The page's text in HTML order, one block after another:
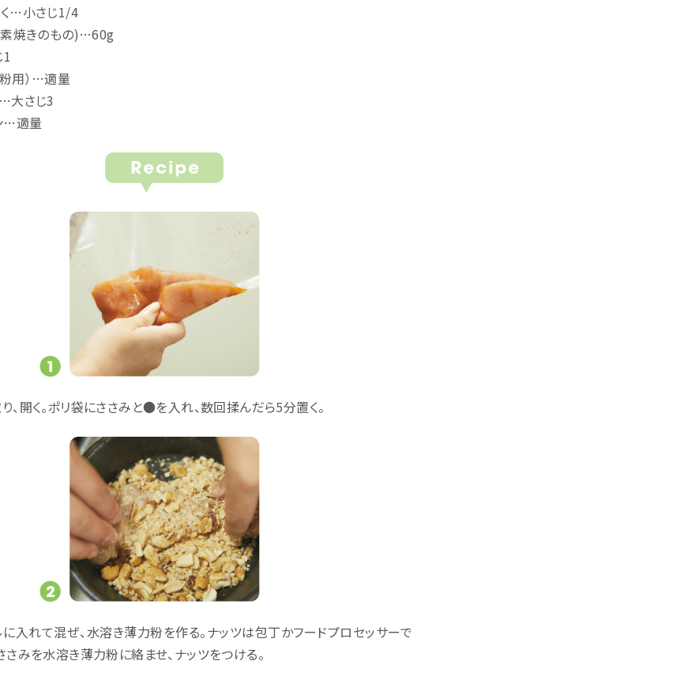
…小さじ1/4
素焼きのもの)…60g
用）…適量
大さじ3
…適量
、開く。ポリ袋にささみと●を入れ、数回揉んだら5分置く。
入れて混ぜ、水溶き薄力粉を作る。ナッツは包丁かフードプロセッサーで
みを水溶き薄力粉に絡ませ、ナッツをつける。